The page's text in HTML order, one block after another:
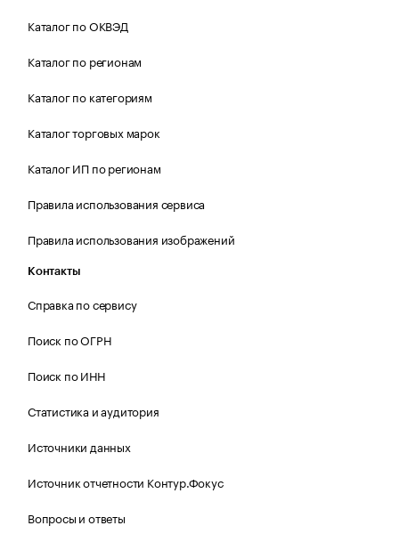
Каталог по ОКВЭД
Каталог по регионам
Каталог по категориям
Каталог торговых марок
Каталог ИП по регионам
Правила использования сервиса
Правила использования изображений
Контакты
Справка по сервису
Поиск по ОГРН
Поиск по ИНН
Статистика и аудитория
Источники данных
Источник отчетности Контур.Фокус
Вопросы и ответы